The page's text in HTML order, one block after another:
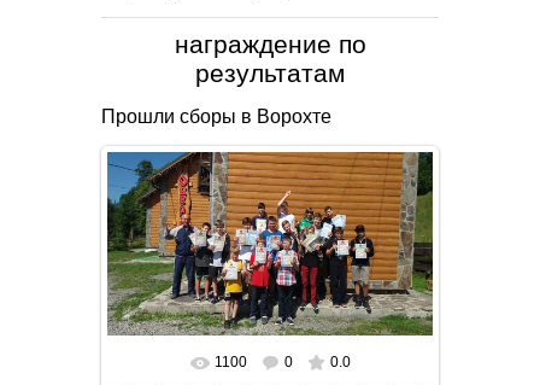
награждение по
результатам
Прошли сборы в Ворохте
В реальном размере 1600x900
1100 0 0.0